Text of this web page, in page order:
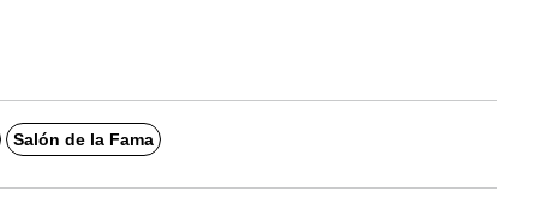
Salón de la Fama